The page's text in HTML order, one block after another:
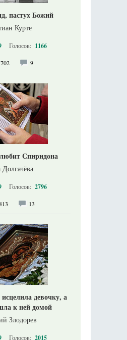
пастух Божий
Курте
Голосов: 1166
9
Спиридона
Голосов: 2796
13
девочку, а
к ней домой
Злодорев
Голосов: 2015